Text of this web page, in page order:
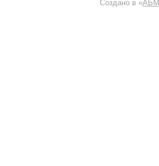
Создано в «АБМ